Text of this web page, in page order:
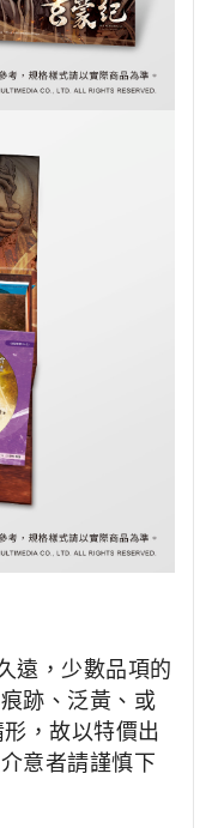
遠，少數品項的
跡、泛黃、或
，故以特價出
意者請謹慎下